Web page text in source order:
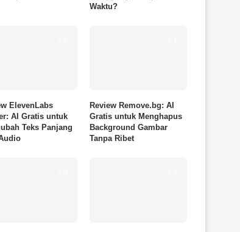
Waktu?
ElevenLabs
AI Gratis untuk
Teks Panjang
Review Remove.bg: AI
Gratis untuk Menghapus
Background Gambar
Tanpa Ribet